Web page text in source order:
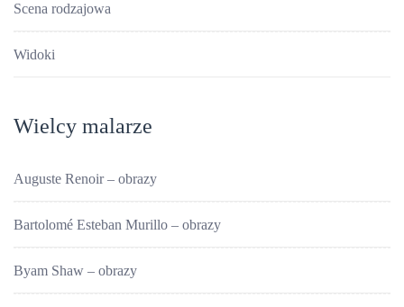
Scena rodzajowa
Widoki
Wielcy malarze
Auguste Renoir – obrazy
Bartolomé Esteban Murillo – obrazy
Byam Shaw – obrazy